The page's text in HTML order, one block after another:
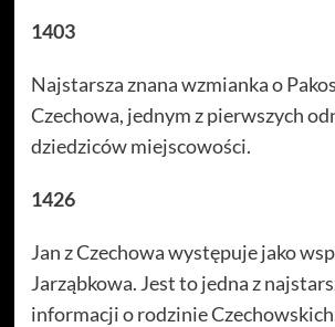
1403
Najstarsza znana wzmianka o
Czechowa, jednym z pierwszych
dziedziców miejscowości.
1426
Jan z Czechowa występuje jako
Jarząbkowa. Jest to jedna z
informacji o rodzinie